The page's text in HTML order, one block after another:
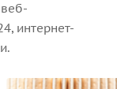
интернет-